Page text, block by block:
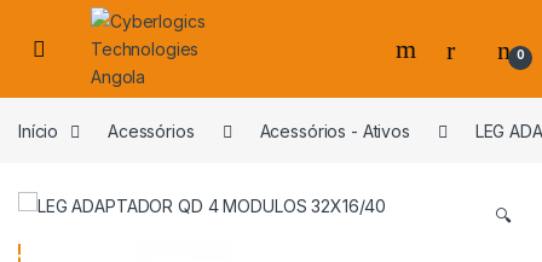
Skip to navigation
Skip to content
0
Início Acessórios Acessórios - Ativos LEG
🔍